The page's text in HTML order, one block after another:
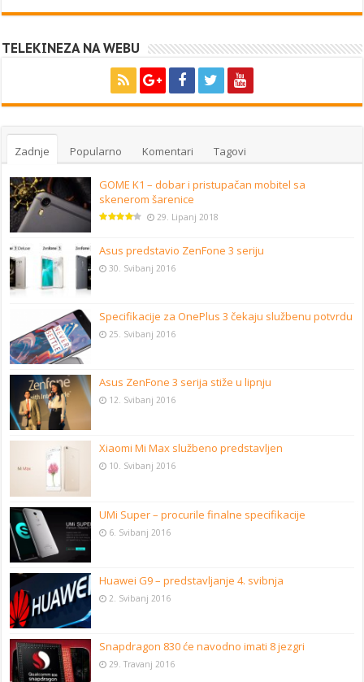
TELEKINEZA NA WEBU
Zadnje Popularno Komentari Tagovi
GOME K1 – dobar i pristupačan mobitel sa
skenerom šarenice
29. Lipanj 2018
Asus predstavio ZenFone 3 seriju
30. Svibanj 2016
Specifikacije za OnePlus 3 čekaju službenu potvrdu
25. Svibanj 2016
Asus ZenFone 3 serija stiže u lipnju
12. Svibanj 2016
Xiaomi Mi Max službeno predstavljen
10. Svibanj 2016
UMi Super – procurile finalne specifikacije
6. Svibanj 2016
Huawei G9 – predstavljanje 4. svibnja
2. Svibanj 2016
Snapdragon 830 će navodno imati 8 jezgri
29. Travanj 2016